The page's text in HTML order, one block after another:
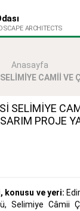
ARCHITECTS
Anasayfa
CAMİİ VE
SELİMİYE
PROJE
konusu ve yeri:
Selimiye Câmii